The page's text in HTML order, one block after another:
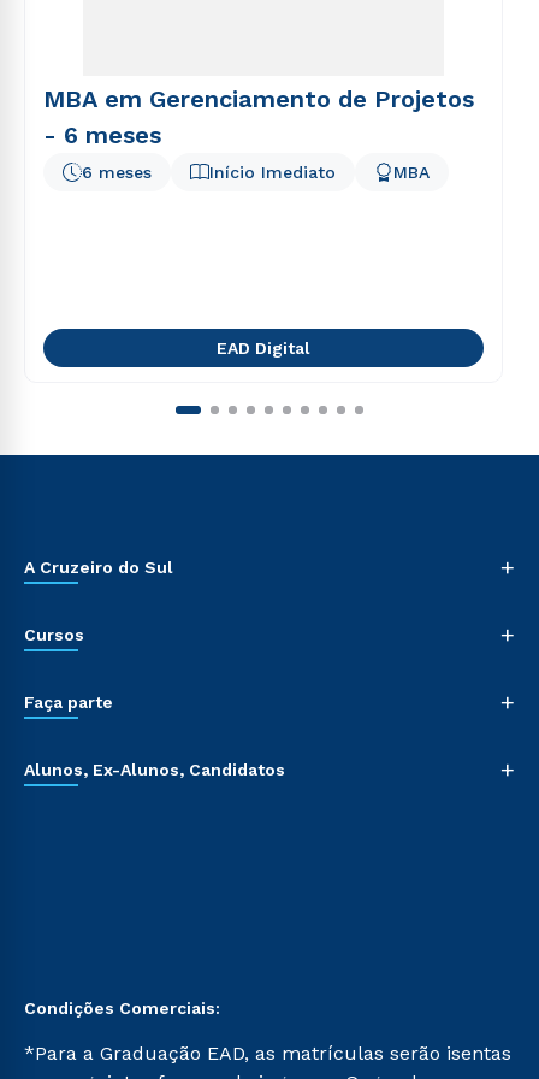
MBA em Gerenciamento de Projetos
- 6 meses
Início Imediato
6 meses MBA
EAD Digital
A Cruzeiro do Sul +
Cursos +
Faça parte +
Alunos, Ex-Alunos, Candidatos +
Condições Comerciais:
*Para a Graduação EAD, as matrículas serão isentas